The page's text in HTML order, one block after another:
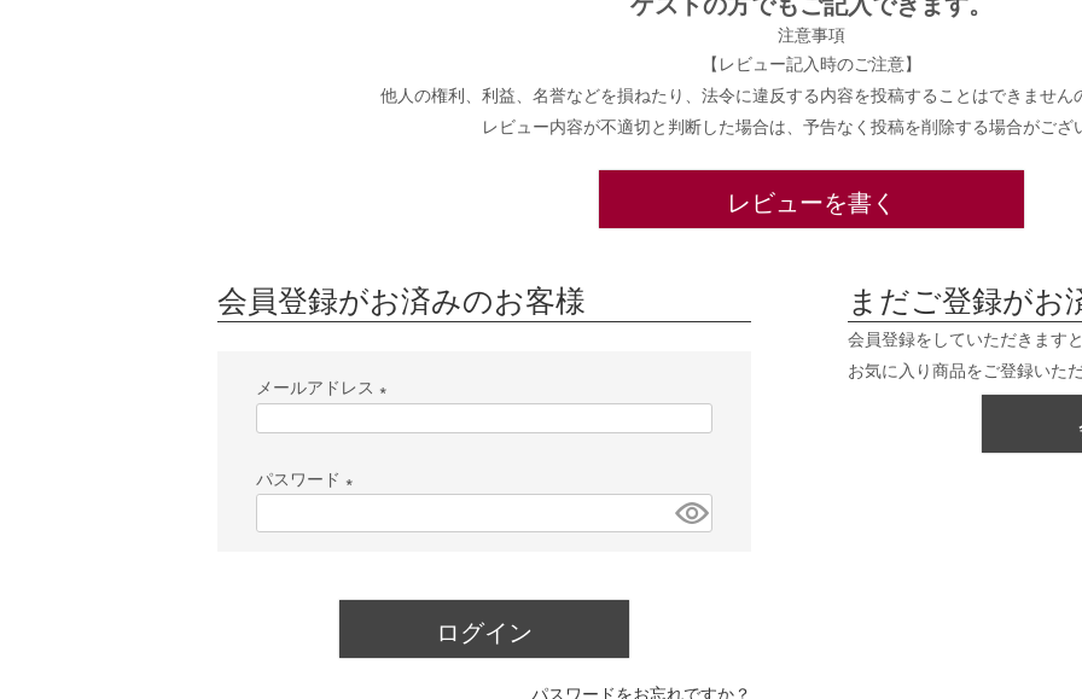
注意事項
【レビュー記入時のご注意】
他人の権利、利益、名誉などを損ねたり、法令に違反する内容を投稿することはできません
レビュー内容が不適切と判断した場合は、予告なく投稿を削除する場合がござ
レビューを書く
会員登録がお済みのお客様
メールアドレス
(
須
パスワード
ログイン
パスワードをお忘れですか？
まだご登録がお
会員登録をしていただきます
お気に入り商品をご登録いた